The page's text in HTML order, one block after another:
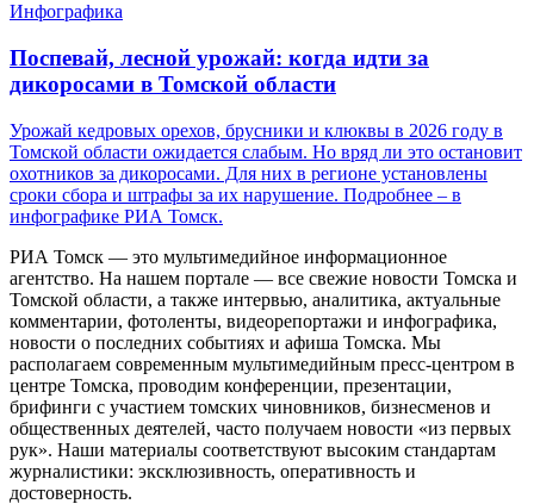
Инфографика
Поспевай, лесной урожай: когда идти за
дикоросами в Томской области
Урожай кедровых орехов, брусники и клюквы в 2026 году в
Томской области ожидается слабым. Но вряд ли это остановит
охотников за дикоросами. Для них в регионе установлены
сроки сбора и штрафы за их нарушение. Подробнее – в
инфографике РИА Томск.
РИА Томск — это мультимедийное информационное
агентство. На нашем портале — все свежие новости Томска и
Томской области, а также интервью, аналитика, актуальные
комментарии, фотоленты, видеорепортажи и инфографика,
новости о последних событиях и афиша Томска. Мы
располагаем современным мультимедийным пресс-центром в
центре Томска, проводим конференции, презентации,
брифинги с участием томских чиновников, бизнесменов и
общественных деятелей, часто получаем новости «из первых
рук». Наши материалы соответствуют высоким стандартам
журналистики: эксклюзивность, оперативность и
достоверность.